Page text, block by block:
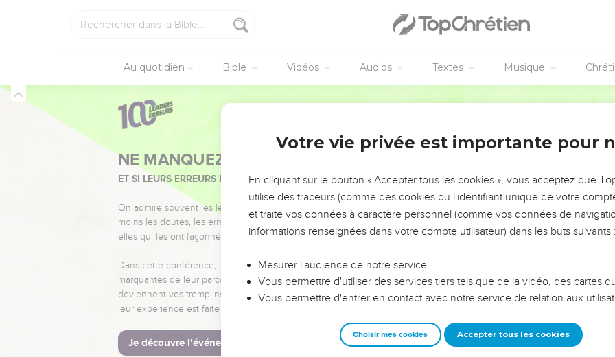
Au quotidien Bible Vidéos Audios Textes Musique
NE MANQUEZ PAS L’ÉVÉNEMENT DE L’ANNÉE !
ET SI LEURS ERREURS POUVAIENT VOUS ÉVITER LES VOTRES ?
On admire souvent les leaders pour leurs réussites, leur impact, leur foi ou leur vision. Mais on voit
moins les doutes, les erreurs et les saisons difficiles qu'ils ont traversés, alors même que ce sont
elles qui les ont façonnés.
Dans cette conférence, leaders, entrepreneurs, et responsables reviennent sur les erreurs
marquantes de leur parcours et les clés pour avancer avec plus de sagesse afin que leurs erreurs
deviennent vos tremplins. Que vous guidiez un ministère, une équipe, un groupe ou une famille,
leur expérience est faite pour vous.
Je découvre l’événement
Votre vie privée est importante pour
En cliquant sur le bouton « Accepter tous les cookies », vous acceptez que
utilise des traceurs (comme des cookies ou l'identifiant unique de votre
et traite vos données à caractère personnel (comme vos données de
informations renseignées dans votre compte utilisateur) dans les buts suivants :
Mesurer l'audience de notre service
Vous permettre d'utiliser des services tiers tels que de la vidéo, des cartes
Vous permettre d'entrer en contact avec notre service de relation aux
Choisir mes cookies Accepter tous les cookies